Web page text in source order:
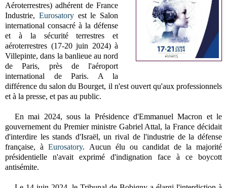
Aéroterrestres) adhérent de France
Industrie, Eurosatoryest le Salon
international consacré à la défense
et à la sécurité terrestres et
aéroterrestres (17-20 juin 2024) à
Villepinte, dans la banlieue au nord
de Paris, près de l'aéroport
international de Paris. A la
différence du salon du Bourget, il n'est ouvert qu'aux professionnels
et à la presse, et pas au public.
En mai 2024, sous la Présidence d'Emmanuel Macron et le
gouvernement du Premier ministre Gabriel Attal, la France décidait
d'interdire les stands d'Israël, un rival de l'industrie de la défense
française, à Eurosatory. Aucun élu ou candidat de la majorité
présidentielle n'avait exprimé d'indignation face à ce boycott
antisémite.